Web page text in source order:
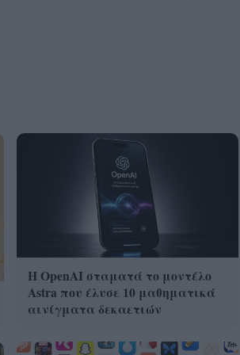
Η OpenAI σταματά το μοντέλο
Astra που έλυσε 10 μαθηματικά
αινίγματα δεκαετιών